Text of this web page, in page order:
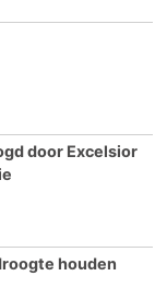
door Excelsior
houden